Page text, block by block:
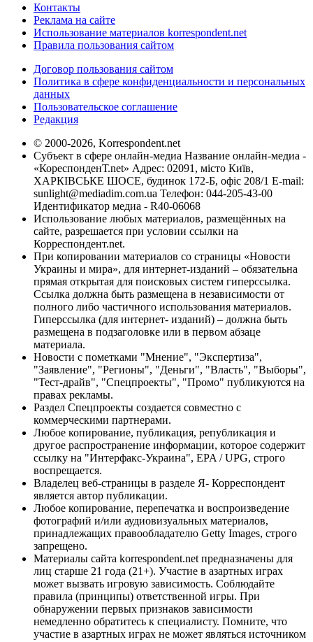
Контакты
Реклама на сайте
Использование материалов korrespondent.net
Правила пользования сайтом
Договор пользования сайтом
Политика в сфере конфиденциальности и персональных
данных
Пользовательское соглашение
Редакция
© 2000-2026, Korrespondent.net
Субъект в сфере онлайн-медиа Название онлайн-медиа -
«КореспонденТ.net» Адрес: 02091, місто Київ,
ХАРКІВСЬКЕ ШОСЕ, будинок 172-Б, офіс 208/1 E-mail:
sunlight@mediadim.com.ua Телефон: 044-205-43-00
Идентификатор медиа - R40-06068
Использование любых материалов, размещённых на
сайте, разрешается при условии ссылки на
Корреспондент.net.
При копировании материалов со страницы «Новости
Украины и мира», для интернет-изданий – обязательна
прямая открытая для поисковых систем гиперссылка.
Ссылка должна быть размещена в независимости от
полного либо частичного использования материалов.
Гиперссылка (для интернет- изданий) – должна быть
размещена в подзаголовке или в первом абзаце
материала.
Новости с пометками "Мнение", "Экспертиза",
"Заявление", "Регионы", "Деньги", "Власть", "Выборы",
"Тест-драйв", "Спецпроекты", "Промо" публикуются на
правах рекламы.
Раздел Спецпроекты создается совместно с
коммерческими партнерами.
Любое копирование, публикация, републикация и
другое распространение информации, которое содержит
ссылку на "Интерфакс-Украина", EPA / UPG, строго
воспрещается.
Владелец веб-страницы в разделе Я- Корреспондент
является автор публикации.
Любое копирование, перепечатка и воспроизведение
фотографий и/или аудиовизуальных материалов,
принадлежащих правообладателю Getty Images, строго
запрещено.
Материалы сайта korrespondent.net предназначены для
лиц старше 21 года (21+). Участие в азартных играх
может вызвать игровую зависимость. Соблюдайте
правила (принципы) ответственной игры. При
обнаружении первых признаков зависимости
немедленно обратитесь к специалисту. Помните, что
участие в азартных играх не может являться источником